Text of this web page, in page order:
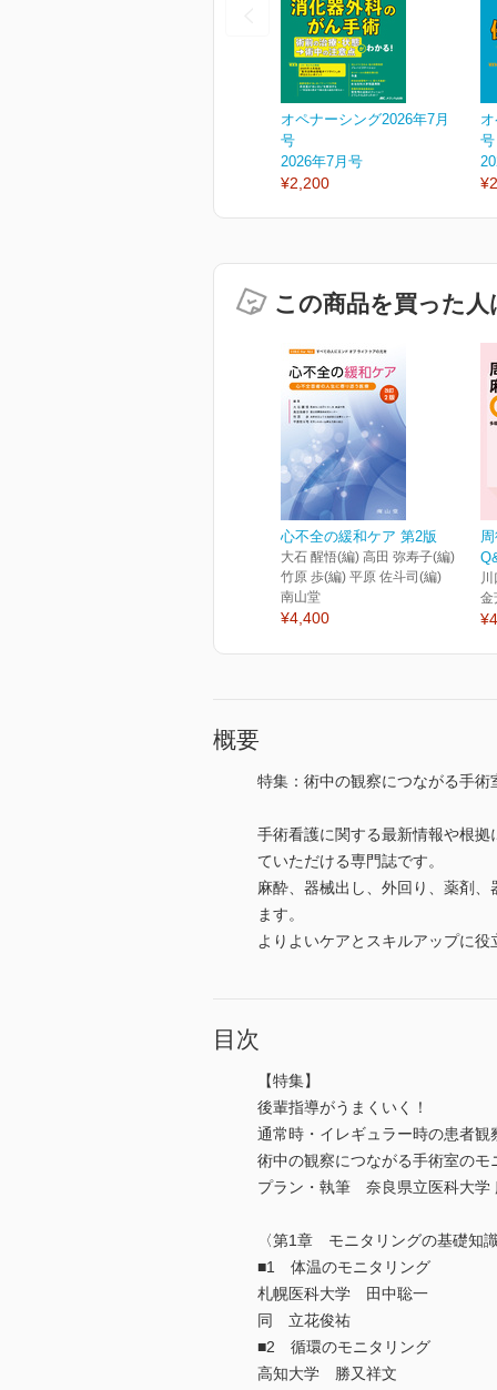
オペナーシング2026年7月
号
2026年7月号
¥2,200
号
この商品を買った
心不全の緩和ケア 第2版
大石 醒悟(編) 高田 弥寿子(編)
竹原 歩(編) 平原 佐斗司(編)
南山堂
¥4,400
金
概要
特集：術中の観察につながる手
手術看護に関する最新情報や根
ていただける専門誌です。
麻酔、器械出し、外回り、薬剤
ます。
よりよいケアとスキルアップに
目次
【特集】
後輩指導がうまくいく！
通常時・イレギュラー時の患者
術中の観察につながる手術室のモ
プラン・執筆 奈良県立医科大
〈第1章 モニタリングの基礎知
■1 体温のモニタリング
札幌医科大学 田中聡一
同 立花俊祐
■2 循環のモニタリング
高知大学 勝又祥文